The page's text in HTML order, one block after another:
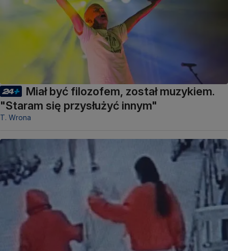
Miał być filozofem, został muzykiem.
"Staram się przysłużyć innym"
T. Wrona